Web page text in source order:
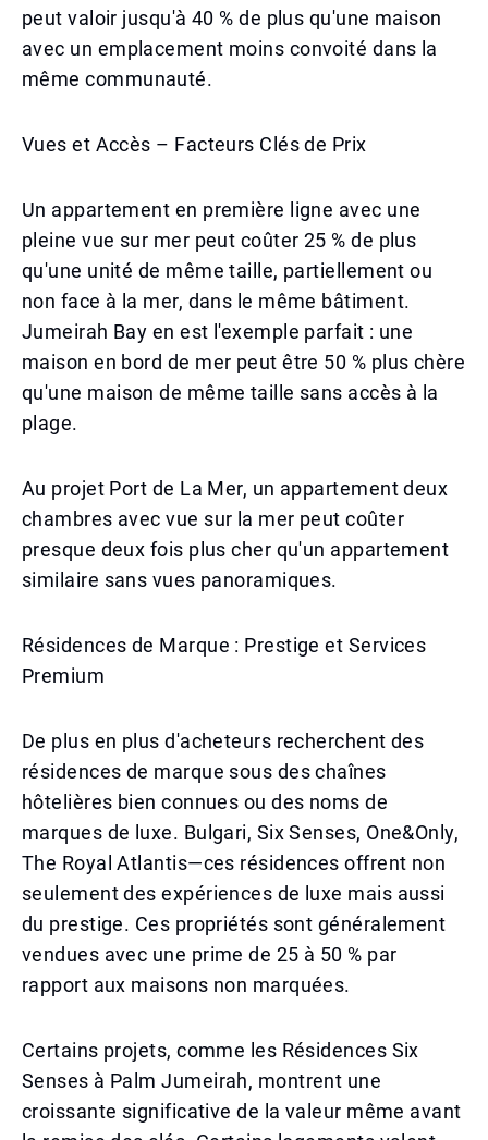
peut valoir jusqu'à 40 % de plus qu'une maison
avec un emplacement moins convoité dans la
même communauté.
Vues et Accès – Facteurs Clés de Prix
Un appartement en première ligne avec une
pleine vue sur mer peut coûter 25 % de plus
qu'une unité de même taille, partiellement ou
non face à la mer, dans le même bâtiment.
Jumeirah Bay en est l'exemple parfait : une
maison en bord de mer peut être 50 % plus chère
qu'une maison de même taille sans accès à la
plage.
Au projet Port de La Mer, un appartement deux
chambres avec vue sur la mer peut coûter
presque deux fois plus cher qu'un appartement
similaire sans vues panoramiques.
Résidences de Marque : Prestige et Services
Premium
De plus en plus d'acheteurs recherchent des
résidences de marque sous des chaînes
hôtelières bien connues ou des noms de
marques de luxe. Bulgari, Six Senses, One&Only,
The Royal Atlantis—ces résidences offrent non
seulement des expériences de luxe mais aussi
du prestige. Ces propriétés sont généralement
vendues avec une prime de 25 à 50 % par
rapport aux maisons non marquées.
Certains projets, comme les Résidences Six
Senses à Palm Jumeirah, montrent une
croissante significative de la valeur même avant